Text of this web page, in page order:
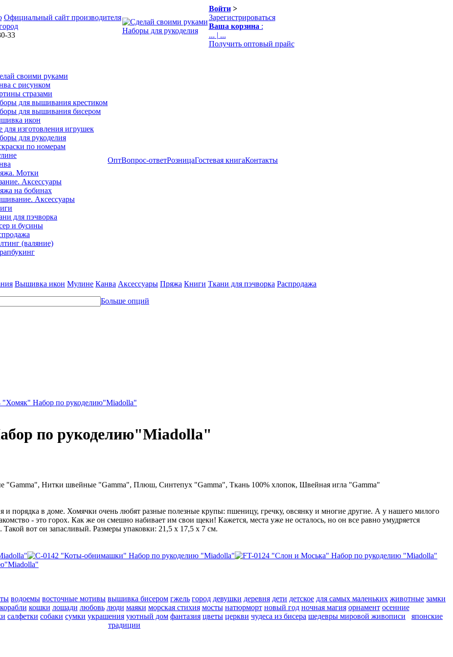
Официальный сайт производителя
33
Наборы для рукоделия
Войти>
Зарегистрироваться
Ваша корзина :
... | ...
Получить оптовый прайс
своими руками
с рисунком
стразами
для вышивания крестиком
для вышивания бисером
икон
для изготовления игрушек
для рукоделия
по номерам
Мотки
Аксессуары
на бобинах
Аксессуары
для пэчворка
и бусины
(валяние)
ОптВопрос-ответРозницаГостевая книгаКонтакты
Вышивка икон Мулине Канва Аксессуары Пряжа Книги Ткани для пэчворка Распродажа
Больше опций
"Хомяк" Набор по рукоделию"Miadolla"
по рукоделию"Miadolla"
"Gamma", Нитки швейные "Gamma", Плюш, Синтепух "Gamma", Ткань 100% хлопок, Швейная игла "Gamma"
и порядка в доме. Хомячки очень любят разные полезные крупы: пшеницу, гречку, овсянку и многие другие. А у нашего милого
- это горох. Как же он смешно набивает им свои щеки! Кажется, места уже не осталось, но он все равно умудряется
вот он запасливый. Размеры упаковки: 21,5 х 17,5 х 7 см.
водоемы восточные мотивы вышивка бисером гжель город девушки деревня дети детское для самых маленьких животные замки
корабли кошки лошади любовь люди маяки морская стихия мосты натюрморт новый год ночная магия орнамент осенние
салфетки собаки сумки украшения уютный дом фантазия цветы церкви чудеса из бисера шедевры мировой живописи
японские
традиции